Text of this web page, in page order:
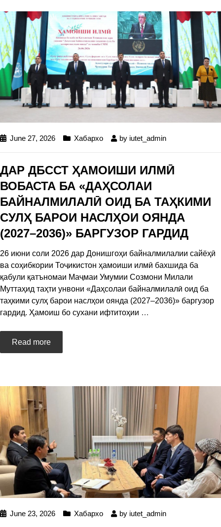
June 27, 2026 Хабархо by iutet_admin
ДАР ДБССТ ҲАМОИШИ ИЛМӢ
ВОБАСТА БА «ДАҲСОЛАИ
БАЙНАЛМИЛАЛӢ ОИД БА ТАҲКИМИ
СУЛҲ БАРОИ НАСЛҲОИ ОЯНДА
(2027–2036)» БАРГУЗОР ГАРДИД
26 июни соли 2026 дар Донишгоҳи байналмилалии сайёҳӣ
ва соҳибкории Тоҷикистон ҳамоиши илмӣ бахшида ба
қабули қатъномаи Маҷмаи Умумии Созмони Милали
Муттаҳид таҳти унвони «Даҳсолаи байналмилалӣ оид ба
таҳкими сулҳ барои наслҳои оянда (2027–2036)» баргузор
гардид. Ҳамоиш бо сухани ифтитоҳии …
Read more
June 23, 2026 Хабархо by iutet_admin